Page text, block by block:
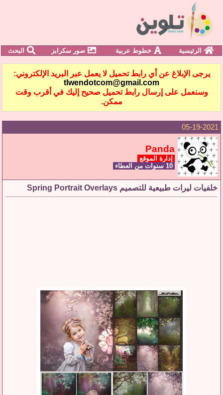
الرئيسية خطوط عربية صور سكرابز البحث
يرجى الإبلاغ عن أي رابط تحميل لا يعمل عبر البريد الإلكتروني:
tlwendotcom@gmail.com
وسنعمل على إرسال رابط تحميل صحيح إليك في أقرب وقت
ممكن.
05-19-2021
Panda
إدارة الموقع
خلفيات ليرات طبيعية للتصميم Spring Portrait Overlays